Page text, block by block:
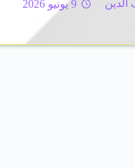
9 يونيو 2026